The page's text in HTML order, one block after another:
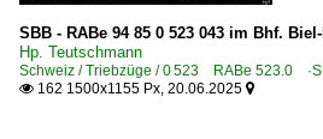
SBB - RABe 94 85 0 523 043 im Bhf.
Hp. Teutschmann
Schweiz / Triebzüge / 0 523 RABe 523.0
 162 1500x1155 Px, 20.06.2025 